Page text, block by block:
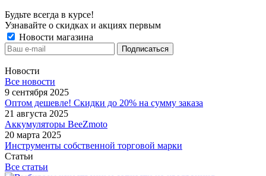
Будьте всегда в курсе!
Узнавайте о скидках и акциях первым
Новости магазина
Новости
Все новости
9 сентября 2025
Оптом дешевле! Скидки до 20% на сумму заказа
21 августа 2025
Аккумуляторы BeeZmoto
20 марта 2025
Инструменты собственной торговой марки
Статьи
Все статьи